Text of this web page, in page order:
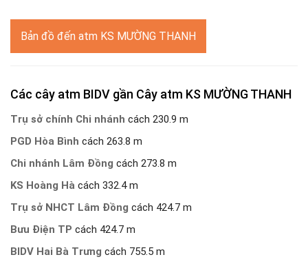
Bản đồ đến atm KS MƯỜNG THANH
Các cây atm BIDV gần Cây atm KS MƯỜNG THANH
Trụ sở chính Chi nhánh cách 230.9 m
PGD Hòa Bình cách 263.8 m
Chi nhánh Lâm Đồng cách 273.8 m
KS Hoàng Hà cách 332.4 m
Trụ sở NHCT Lâm Đồng cách 424.7 m
Bưu Điện TP cách 424.7 m
BIDV Hai Bà Trưng cách 755.5 m